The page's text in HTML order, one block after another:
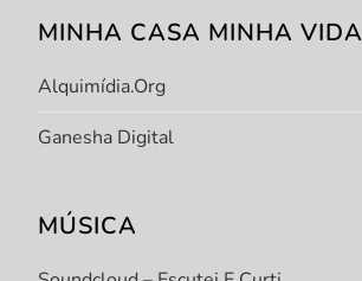
MINHA CASA MINHA VIDA
Alquimídia.org
Ganesha Digital
MÚSICA